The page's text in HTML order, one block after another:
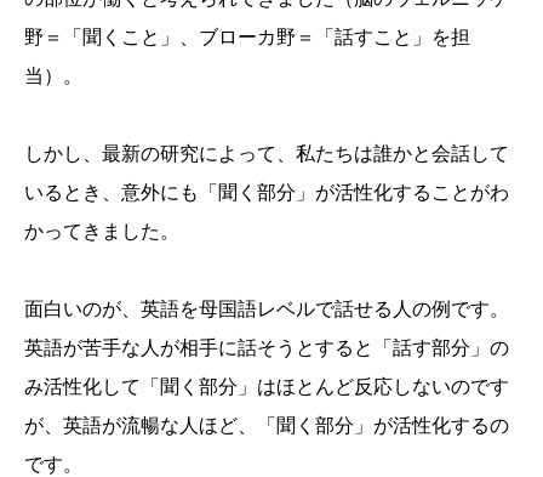
野＝「聞くこと」、ブローカ野＝「話すこと」を担
当）。
しかし、最新の研究によって、私たちは誰かと会話して
いるとき、意外にも「聞く部分」が活性化することがわ
かってきました。
面白いのが、英語を母国語レベルで話せる人の例です。
英語が苦手な人が相手に話そうとすると「話す部分」の
み活性化して「聞く部分」はほとんど反応しないのです
が、英語が流暢な人ほど、「聞く部分」が活性化するの
です。